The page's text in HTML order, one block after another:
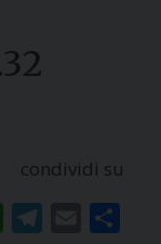
condividi su
WhatsAppTelegram
Email